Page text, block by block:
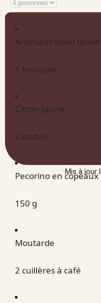
Mis à jour
Artichaut violet
1 bouquet
Citron jaune
2 unités
Pecorino en copeaux
150 g
Moutarde
2 cuillères à café